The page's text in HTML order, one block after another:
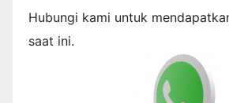
Hubungi kami untuk
saat ini.